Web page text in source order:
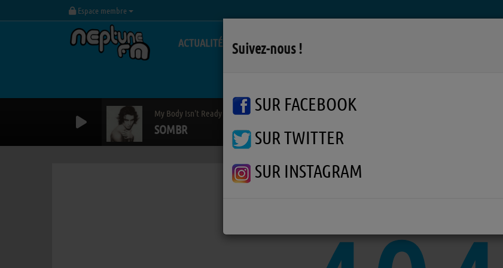
Espace membre
ACTUALITÉS LA RADIO
My Body Isn't Ready
SOMBR
Suivez-nous !
SUR FACEBOOK
SUR TWITTER
SUR INSTAGRAM